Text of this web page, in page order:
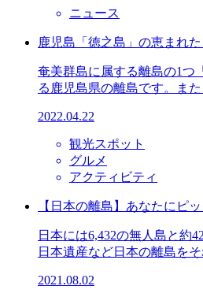
ニュース
鹿児島「徳之島」の恵まれ
奄美群島に属する離島の1つ
る鹿児島県の離島です。ま
2022.04.22
観光スポット
グルメ
アクティビティ
【日本の離島】あなたにピ
日本には6,432の無人島と約
日本遺産など日本の離島を
2021.08.02